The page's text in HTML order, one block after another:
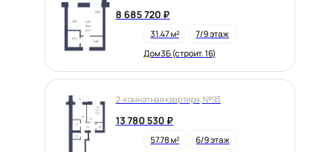
8 685 720 ₽
31.47 м²
7/9 этаж
Дом 3Б (строит. 16)
2-комнатная квартира, №93
13 780 530 ₽
57.78 м²
6/9 этаж